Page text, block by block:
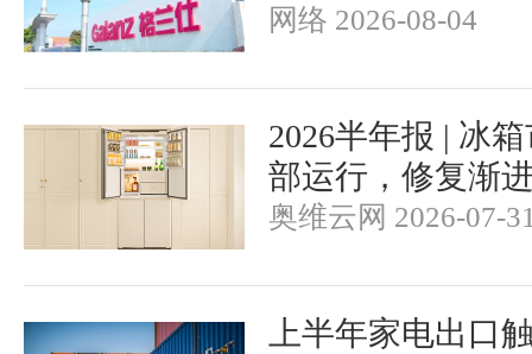
网络 2026-08-04
2026半年报 | 冰
部运行，修复渐
奥维云网 2026-07-
上半年家电出口